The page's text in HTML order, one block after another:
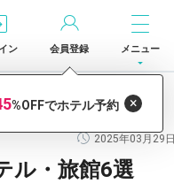
ン 会員登録 メニュー
2025年03月29日
ル・旅館6選